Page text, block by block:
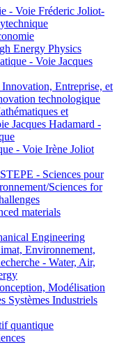
- Voie Fréderic Joliot-
Energy Physics
- Voie Jacques
Entreprise, et
technologique
et
Jacques Hadamard -
- Voie Irène Joliot
- Sciences pour
Sciences for
materials
Engineering
Environnement,
- Water, Air,
Modélisation
Systèmes Industriels
quantique